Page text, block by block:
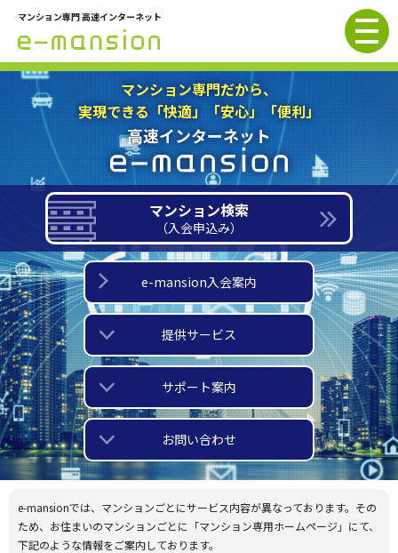
マンション専門 高速インターネット
マンション専門だから、
実現できる「快適」「安心」「便利」
高速インターネット
マンション検索
（入会申込み）
e-mansion入会案内
提供サービス
サポート案内
お問い合わせ
e-mansionでは、マンションごとにサービス内容が異なっております。その
ため、お住まいのマンションごとに「マンション専用ホームページ」にて、
下記のような情報をご案内しております。